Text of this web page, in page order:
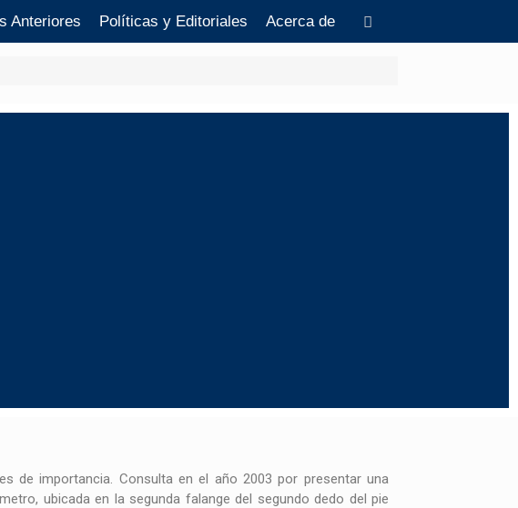
Anteriores Políticas y Editoriales Acerca de
de importancia. Consulta en el año 2003 por presentar una
ubicada en la segunda falange del segundo dedo del pie